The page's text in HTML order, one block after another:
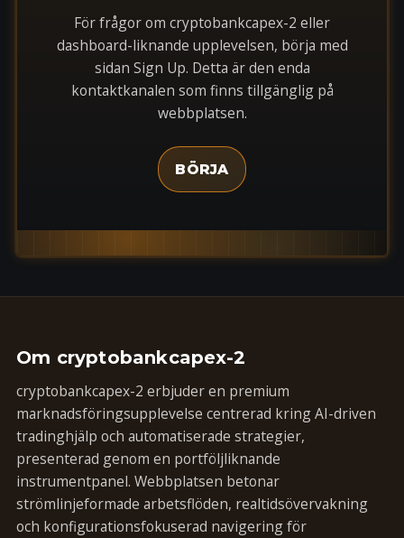
För frågor om cryptobankcapex-2 eller
dashboard-liknande upplevelsen, börja med
sidan Sign Up. Detta är den enda
kontaktkanalen som finns tillgänglig på
webbplatsen.
BÖRJA
Om cryptobankcapex-2
cryptobankcapex-2 erbjuder en premium
marknadsföringsupplevelse centrerad kring AI-driven
tradinghjälp och automatiserade strategier,
presenterad genom en portföljliknande
instrumentpanel. Webbplatsen betonar
strömlinjeformade arbetsflöden, realtidsövervakning
och konfigurationsfokuserad navigering för